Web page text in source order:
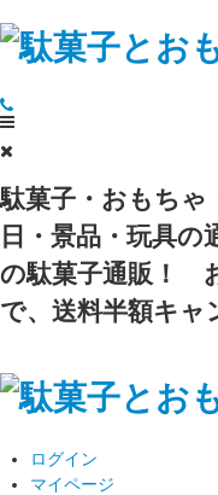
駄菓子・おもちゃ
日・景品・玩具の
の駄菓子通販！
で、送料半額キャ
ログイン
マイページ